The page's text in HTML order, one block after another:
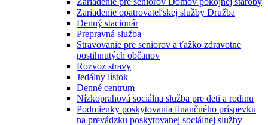
Zariadenie opatrovateľskej služby Družba
Denný stacionár
Prepravná služba
Stravovanie pre seniorov a ťažko zdravotne
postihnutých občanov
Rozvoz stravy
Jedálny lístok
Denné centrum
Nízkoprahová sociálna služba pre deti a rodinu
Podmienky poskytovania finančného príspevku
na prevádzku poskytovanej sociálnej služby